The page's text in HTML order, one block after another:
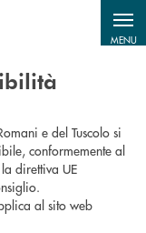
MENU
e del Tuscolo si
conformemente al
direttiva UE
al sito web